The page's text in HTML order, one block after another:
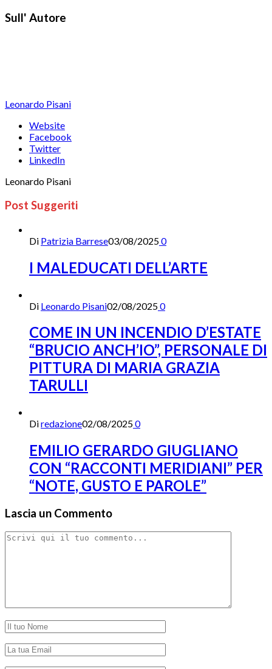
Sull' Autore
Leonardo Pisani
Website
Facebook
Twitter
LinkedIn
Leonardo Pisani
Post Suggeriti
Di Patrizia Barrese03/08/20250
I MALEDUCATI DELL’ARTE
Di Leonardo Pisani02/08/20250
COME IN UN INCENDIO D’ESTATE
“BRUCIO ANCH’IO”, PERSONALE DI
PITTURA DI MARIA GRAZIA
TARULLI
Diredazione02/08/20250
EMILIO GERARDO GIUGLIANO
CON “RACCONTI MERIDIANI” PER
“NOTE, GUSTO E PAROLE”
Lascia un Commento